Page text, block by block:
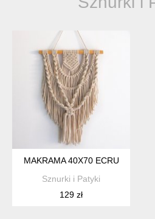
MAKRAMA 40X70 ECRU
Sznurki i Patyki
129 zł